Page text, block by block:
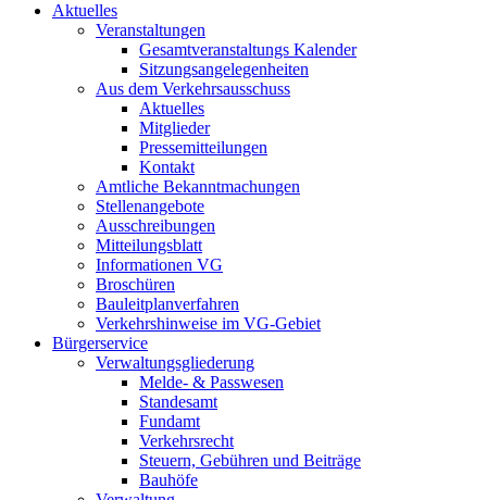
Aktuelles
Veranstaltungen
Gesamtveranstaltungs Kalender
Sitzungsangelegenheiten
Aus dem Verkehrsausschuss
Aktuelles
Mitglieder
Pressemitteilungen
Kontakt
Amtliche Bekanntmachungen
Stellenangebote
Ausschreibungen
Mitteilungsblatt
Informationen VG
Broschüren
Bauleitplanverfahren
Verkehrshinweise im VG-Gebiet
Bürgerservice
Verwaltungsgliederung
Melde- & Passwesen
Standesamt
Fundamt
Verkehrsrecht
Steuern, Gebühren und Beiträge
Bauhöfe